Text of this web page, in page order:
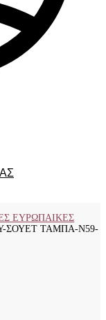
ΕΥΡΩΠΑΙΚΕΣ
ΣΟΥΕΤ ΤΑΜΠΑ-N59-